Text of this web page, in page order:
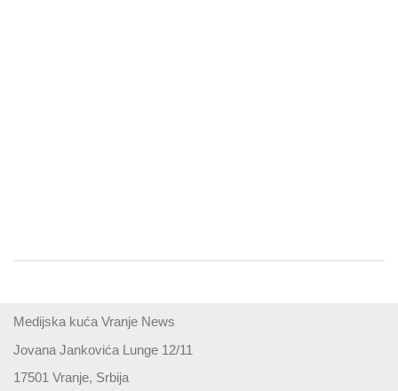
Medijska kuća Vranje News
Jovana Jankovića Lunge 12/11
17501 Vranje, Srbija